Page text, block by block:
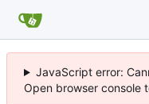
JavaScript error:
Open browser console